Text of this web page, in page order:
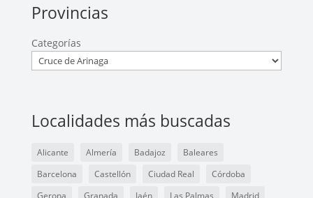
Provincias
Categorías
Localidades más buscadas
Alicante Almería Badajoz
Baleares
Barcelona
Castellón Ciudad Real
Córdoba
Gerona
Granada Jaén Las Palmas Madrid